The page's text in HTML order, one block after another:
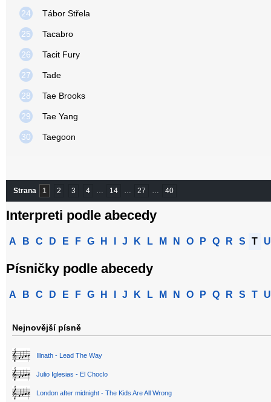
24 Tábor Střela
25 Tacabro
26 Tacit Fury
27 Tade
28 Tae Brooks
29 Tae Yang
30 Taegoon
Strana 1 2 3 4 … 14 … 27 … 40
Interpreti podle abecedy
A B C D E F G H J K L M N O P Q R S T U
Písničky podle abecedy
A B C D E F G H J K L M N O P Q R S T U
Nejnovější písně
Illnath - Lead The Way
Julio Iglesias - El Choclo
London after midnight - The Kids Are All Wrong